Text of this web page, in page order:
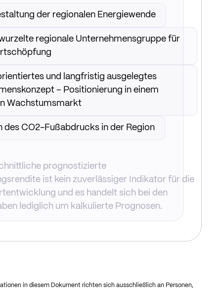
der regionalen Energiewende
regionale Unternehmensgruppe für
und langfristig ausgelegtes
– Positionierung in einem
Wachstumsmarkt
des CO2-Fußabdrucks in der Region
prognostizierte
ist kein zuverlässiger Indikator für die
und es handelt sich bei den
lediglich um kalkulierte Prognosen.
in diesem Dokument richten sich ausschließlich an Personen,